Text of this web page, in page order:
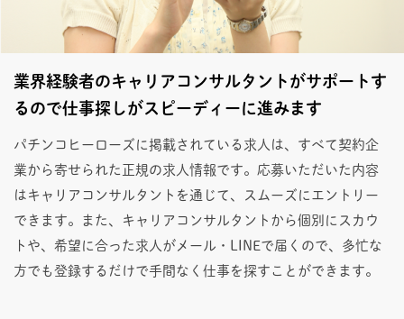
業界経験者のキャリアコンサルタントがサポートす
るので仕事探しがスピーディーに進みます
パチンコヒーローズに掲載されている求人は、すべて契約企
業から寄せられた正規の求人情報です。応募いただいた内容
はキャリアコンサルタントを通じて、スムーズにエントリー
できます。また、キャリアコンサルタントから個別にスカウ
トや、希望に合った求人がメール・LINEで届くので、多忙な
方でも登録するだけで手間なく仕事を探すことができます。